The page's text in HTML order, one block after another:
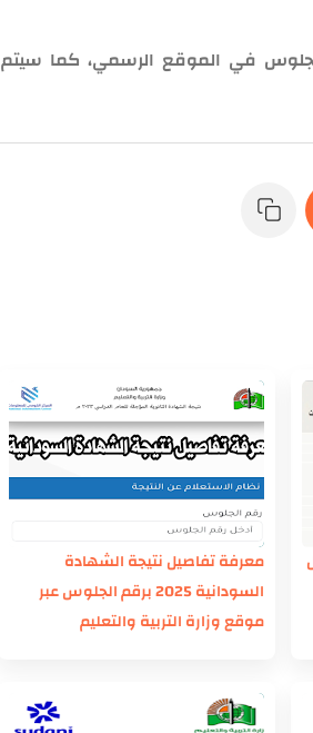
في الموقع الرسمي، كما سيتم
معرفة تفاصيل نتيجة الشهادة
السودانية 2025 برقم الجلوس عبر
موقع وزارة التربية والتعليم